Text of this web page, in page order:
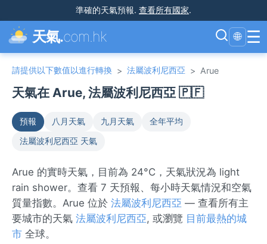
準確的天氣預報. 查看所有國家.
天氣.com.hk 🌐 ☰
請提供以下數值以進行轉換 > 法屬波利尼西亞 > Arue
天氣在 Arue, 法屬波利尼西亞 🇵🇫
預報 八月天氣 九月天氣
全年平均
法屬波利尼西亞 天氣
Arue 的實時天氣，目前為 24°C，天氣狀況為 light
rain shower。查看 7 天預報、每小時天氣情況和空氣
質量指數。Arue 位於 法屬波利尼西亞 — 查看所有主
要城市的天氣 法屬波利尼西亞, 或瀏覽 目前最熱的城
市 全球。